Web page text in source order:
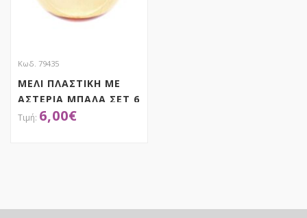
Κωδ. 79435
ΜΕΛΙ ΠΛΑΣΤΙΚΗ ΜΕ
ΑΣΤΕΡΙΑ ΜΠΑΛΑ ΣΕΤ 6
8ΕΚ 6,00€